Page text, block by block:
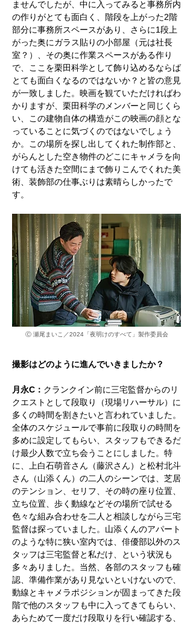
ませんでしたが、中に入ってみると事務所内
の作りがとても面白く、階段を上がった2階
部分に事務所スペースがあり、さらに1段上
がった奥にガラス貼りの小部屋（元は社長
室？）、その奥に作業スペースがある作り
で、ここを栗田科学として飾り込めるならば
とても面白くなるのではないか？と皆の意見
が一致しました。映画を観ていただければわ
かりますが、栗田科学のメンバーと同じくら
い、この建物自体の構造がこの映画の顔とな
っていることに気づくのではないでしょう
か。この場所を探し出してくれた制作部と、
がらんとした空き物件のどこにキャメラを向
けても活きた空間にまで飾りこんでくれた美
術、装飾部の仕事ぶりは素晴らしかったで
す。
Ⓒ 瀬尾まいこ／2024「夜明けのすべて」製作委員会
撮影はどのように進んでいきましたか？
月永C： クランクイン前に三宅監督からのリ
クエストとして段取り（現場リハーサル）に
多くの時間を割きたいと言われていました。
全体のスケジュールで事前に段取りの時間を
多めに設定してもらい、スタッフもできるだ
け最少人数で立ち会うことにしました。特
に、上白石萌音さん（藤沢さん）と松村北斗
さん（山添くん）の二人のシーンでは、芝居
のテンション、セリフ、その時の座り位置、
立ち位置、歩く動線などその場所で試せる
色々な組み合わせを二人と相談しながら三宅
監督は探っていました。山添くんのアパート
のような特に狭い室内では、俳優部以外のス
タッフは三宅監督と私だけ、という状況も
多々ありました。当然、各部のスタッフも確
認、準備作業があり見ないといけないので、
動線とキャメラポジションが固まってきた段
階で他のスタッフも中に入ってきてもらい、
あらためて一度だけ段取りを行い確認する、